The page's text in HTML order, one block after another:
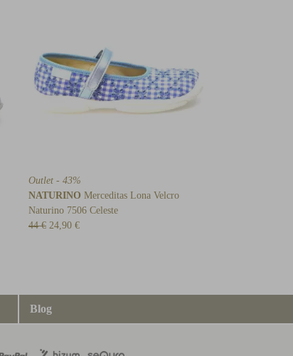
Outlet - 43%
NATURINO Merceditas Lona Velcro
Naturino 7506 Celeste
44 € 24,90 €
Blog